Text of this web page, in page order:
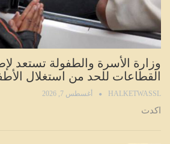
وزارة الأسرة والطفولة تستعد
القطاعات للحد من استغلال
HALKETWASSL أغسطس 7, 2026
اكدت